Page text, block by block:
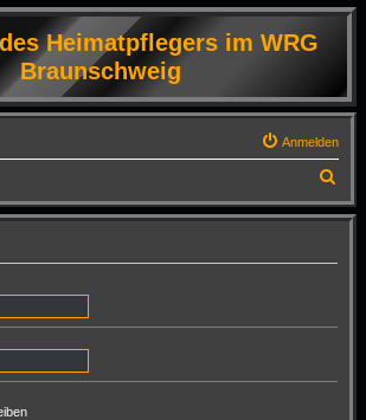
Heimatpflegers im WRG
Braunschweig
Anmelden
u